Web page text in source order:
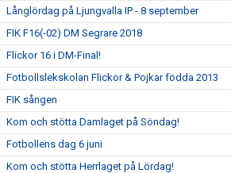
Långlördag på Ljungvalla IP - 8 september
FIK F16(-02) DM Segrare 2018
Flickor 16 i DM-Final!
Fotbollslekskolan Flickor & Pojkar födda 2013
FIK sången
Kom och stötta Damlaget på Söndag!
Fotbollens dag 6 juni
Kom och stötta Herrlaget på Lördag!